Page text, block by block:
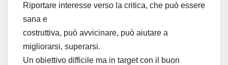
Riportare interesse verso la critica, che può essere
sana e
costruttiva, può avvicinare, può aiutare a
migliorarsi, superarsi.
Un obiettivo difficile ma in target con il buon